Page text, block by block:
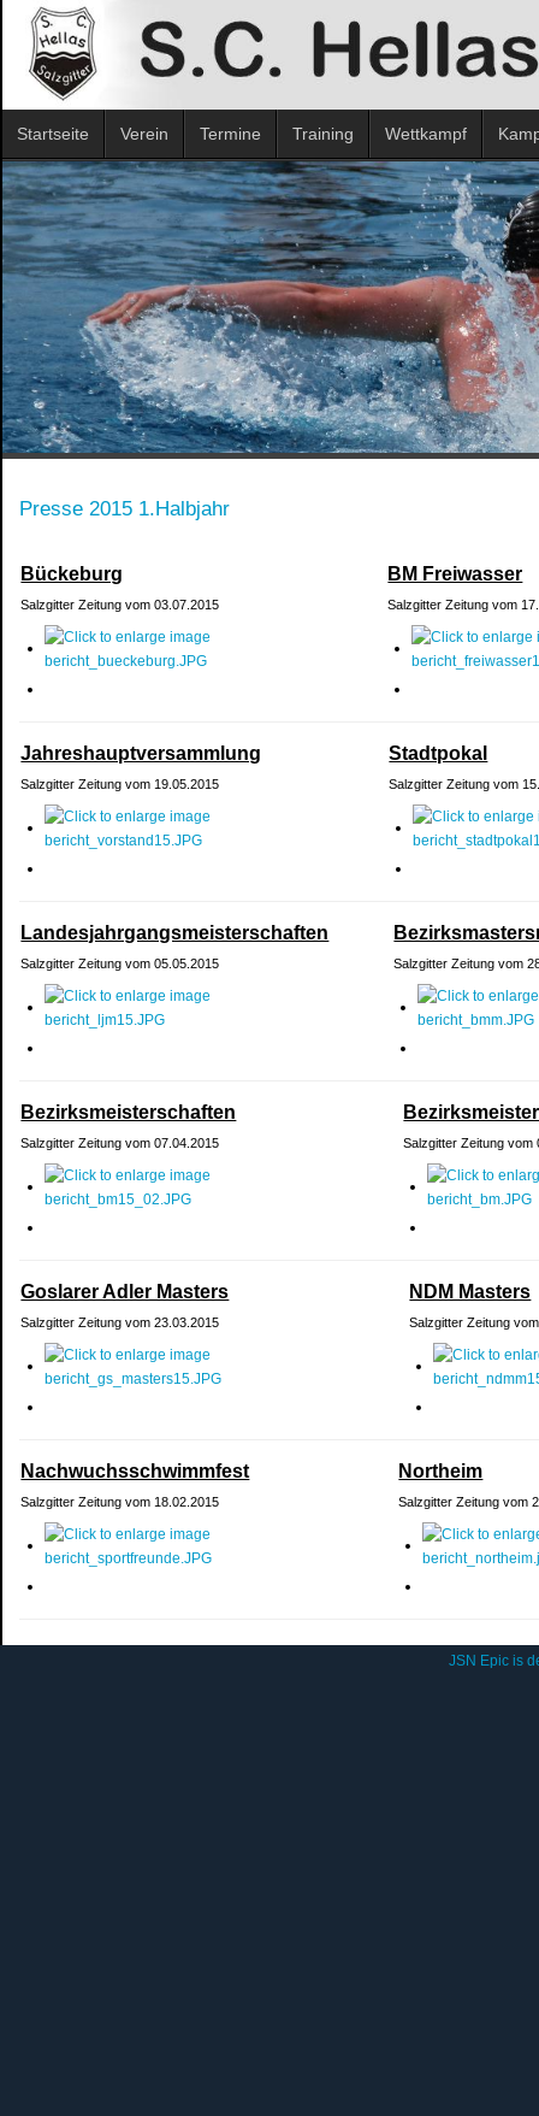
Startseite Verein Termine Training Wettkampf
Presse 2015 1.Halbjahr
Bückeburg BM Freiwasser
Salzgitter Zeitung vom 03.07.2015 Salzgitter Zeitung vom
Jahreshauptversammlung Stadtpokal
Salzgitter Zeitung vom 19.05.2015 Salzgitter Zeitung vom
Landesjahrgangsmeisterschaften
Salzgitter Zeitung vom 05.05.2015 Salzgitter Zeitung vom
Bezirksmeisterschaften
Salzgitter Zeitung vom 07.04.2015 Salzgitter Zeitung vom
Goslarer Adler Masters NDM Masters
Salzgitter Zeitung vom 23.03.2015 Salzgitter Zeitung
Nachwuchsschwimmfest Northeim
Salzgitter Zeitung vom 18.02.2015 Salzgitter Zeitung vom
JSN Epic is